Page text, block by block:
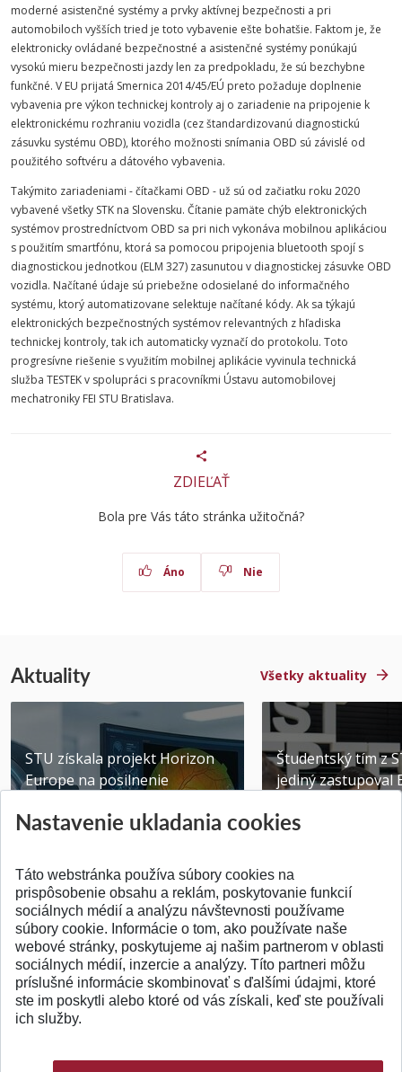
moderné asistenčné systémy a prvky aktívnej bezpečnosti a pri
automobiloch vyšších tried je toto vybavenie ešte bohatšie. Faktom je, že
elektronicky ovládané bezpečnostné a asistenčné systémy ponúkajú
vysokú mieru bezpečnosti jazdy len za predpokladu, že sú bezchybne
funkčné. V EU prijatá Smernica 2014/45/EÚ preto požaduje doplnenie
vybavenia pre výkon technickej kontroly aj o zariadenie na pripojenie k
elektronickému rozhraniu vozidla (cez štandardizovanú diagnostickú
zásuvku systému OBD), ktorého možnosti snímania OBD sú závislé od
použitého softvéru a dátového vybavenia.
Takýmito zariadeniami - čítačkami OBD - už sú od začiatku roku 2020
vybavené všetky STK na Slovensku. Čítanie pamäte chýb elektronických
systémov prostredníctvom OBD sa pri nich vykonáva mobilnou aplikáciou
s použitím smartfónu, ktorá sa pomocou pripojenia bluetooth spojí s
diagnostickou jednotkou (ELM 327) zasunutou v diagnostickej zásuvke OBD
vozidla. Načítané údaje sú priebežne odosielané do informačného
systému, ktorý automatizovane selektuje načítané kódy. Ak sa týkajú
elektronických bezpečnostných systémov relevantných z hľadiska
technickej kontroly, tak ich automaticky vyznačí do protokolu. Toto
progresívne riešenie s využitím mobilnej aplikácie vyvinula technická
služba TESTEK v spolupráci s pracovníkmi Ústavu automobilovej
mechatroniky FEI STU Bratislava.
ZDIEĽAŤ
Bola pre Vás táto stránka užitočná?
Áno Nie
Aktuality Všetky aktuality
STU získala projekt Horizon
Europe na posilnenie
Publikované 31.07.2026
Študentský tím z
jediný zastupoval
Publikované
SPÄŤ NA VRCH
Nastavenie ukladania cookies
Táto webstránka používa súbory cookies na
prispôsobenie obsahu a reklám, poskytovanie funkcií
sociálnych médií a analýzu návštevnosti používame
súbory cookie. Informácie o tom, ako používate naše
webové stránky, poskytujeme aj našim partnerom v oblasti
sociálnych médií, inzercie a analýzy. Títo partneri môžu
príslušné informácie skombinovať s ďalšími údajmi, ktoré
ste im poskytli alebo ktoré od vás získali, keď ste používali
ich služby.